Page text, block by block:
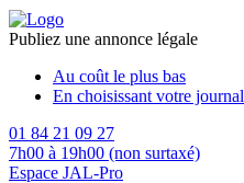
Publiez une annonce légale
Au coût le plus bas
En choisissant votre journal
01 84 21 09 27
7h00 à 19h00 (non surtaxé)
Espace JAL-Pro